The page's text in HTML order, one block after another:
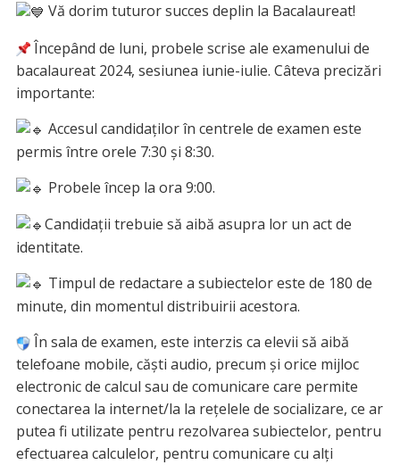
Vă dorim tuturor succes deplin la Bacalaureat!
Începând de luni, probele scrise ale examenului de
bacalaureat 2024, sesiunea iunie-iulie. Câteva precizări
importante:
Accesul candidaților în centrele de examen este
permis între orele 7:30 și 8:30.
Probele încep la ora 9:00.
Candidații trebuie să aibă asupra lor un act de
identitate.
Timpul de redactare a subiectelor este de 180 de
minute, din momentul distribuirii acestora.
În sala de examen, este interzis ca elevii să aibă
telefoane mobile, căști audio, precum și orice mijloc
electronic de calcul sau de comunicare care permite
conectarea la internet/la la rețelele de socializare, ce ar
putea fi utilizate pentru rezolvarea subiectelor, pentru
efectuarea calculelor, pentru comunicare cu alți